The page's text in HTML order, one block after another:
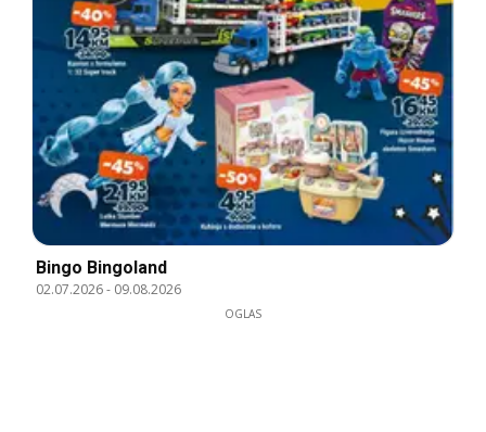
Bingo Bingoland
02.07.2026- 09.08.2026
OGLAS